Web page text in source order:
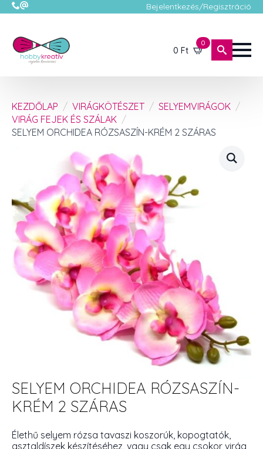
Bejelentkezés/Regisztráció
0 Ft
0
KEZDŐLAP VIRÁGKÖTÉSZET
SELYEMVIRÁGOK
VIRÁG FEJEK ÉS SZÁLAK
SELYEM ORCHIDEA RÓZSASZÍN-KRÉM 2 SZÁRAS
SELYEM ORCHIDEA RÓZSASZÍN-
KRÉM 2 SZÁRAS
Élethű selyem rózsa tavaszi koszorúk, kopogtatók,
asztaldíszek készítéséhez, vagy csak egy csokor virág